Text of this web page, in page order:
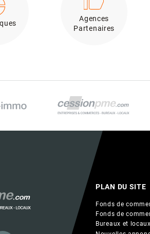
Agences
Partenaires
PLAN DU SITE
Fonds de
Fonds de
Bureaux et